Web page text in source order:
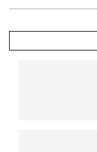
05-